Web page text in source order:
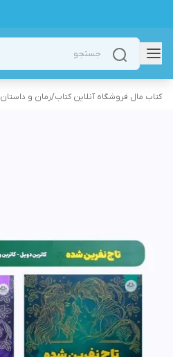
کتاب مال فروشگاه آنلاین کتاب/رمان و داستان